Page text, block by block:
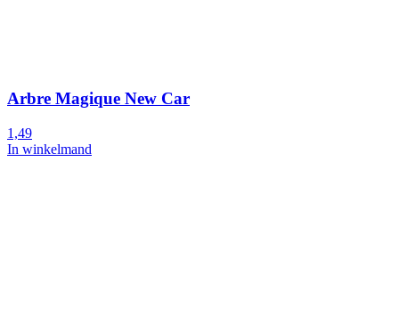
Arbre Magique New Car
1,49
In winkelmand